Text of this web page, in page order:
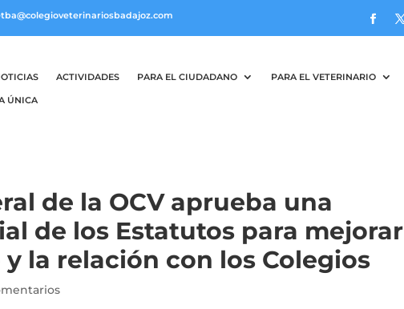
ACTIVIDADES PARA EL CIUDADANO PARA EL VETERINARIO
ÚNICA
de la OCV aprueba una
de los Estatutos para mejorar
la relación con los Colegios